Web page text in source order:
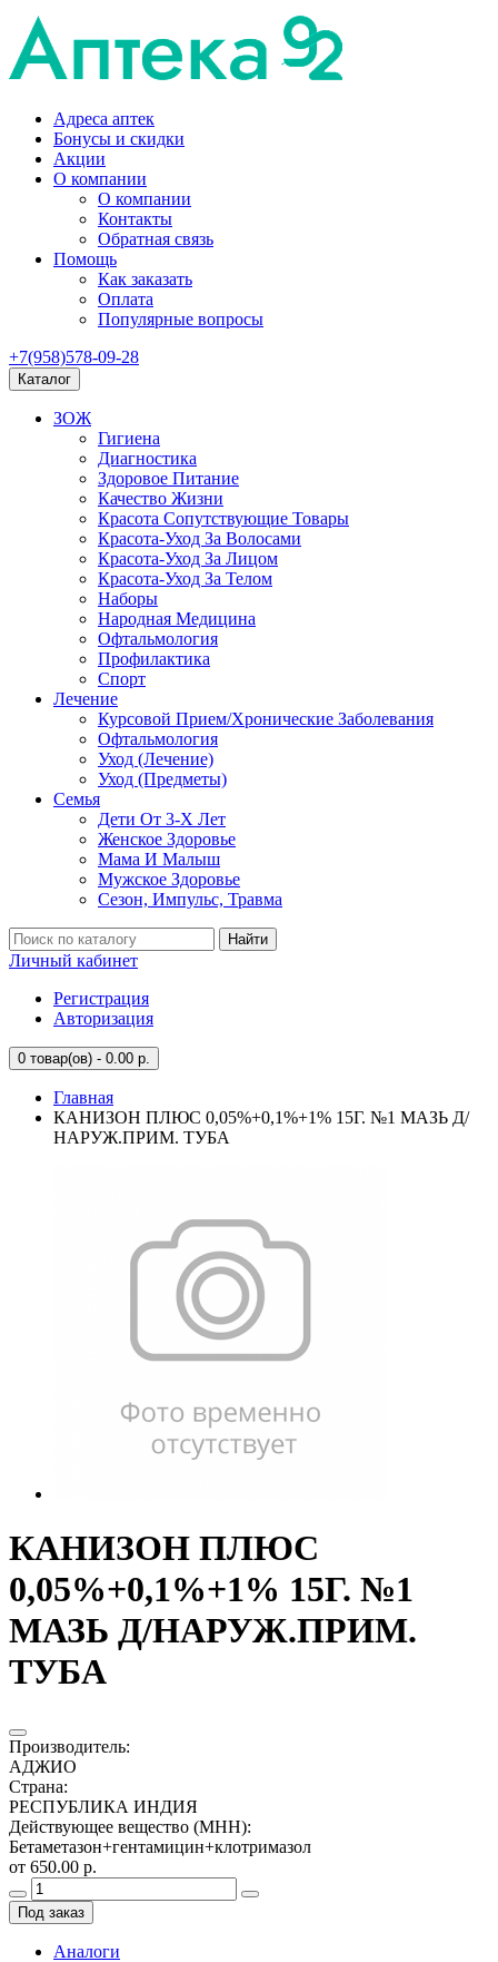
Адреса аптек
Бонусы и скидки
Акции
О компании
О компании
Контакты
Обратная связь
Помощь
Как заказать
Оплата
Популярные вопросы
+7(958)578-09-28
Каталог
ЗОЖ
Гигиена
Диагностика
Здоровое Питание
Качество Жизни
Красота Сопутствующие Товары
Красота-Уход За Волосами
Красота-Уход За Лицом
Красота-Уход За Телом
Наборы
Народная Медицина
Офтальмология
Профилактика
Спорт
Лечение
Курсовой Прием/Хронические Заболевания
Офтальмология
Уход (Лечение)
Уход (Предметы)
Семья
Дети От 3-Х Лет
Женское Здоровье
Мама И Малыш
Мужское Здоровье
Сезон, Импульс, Травма
Найти
Личный кабинет
Регистрация
Авторизация
0 товар(ов) - 0.00 р.
Главная
КАНИЗОН ПЛЮС 0,05%+0,1%+1% 15Г. №1 МАЗЬ Д/
НАРУЖ.ПРИМ. ТУБА
КАНИЗОН ПЛЮС
0,05%+0,1%+1% 15Г. №1
МАЗЬ Д/НАРУЖ.ПРИМ.
ТУБА
Производитель:
АДЖИО
Страна:
РЕСПУБЛИКА ИНДИЯ
Действующее вещество (МНН):
Бетаметазон+гентамицин+клотримазол
от 650.00 р.
Под заказ
Аналоги